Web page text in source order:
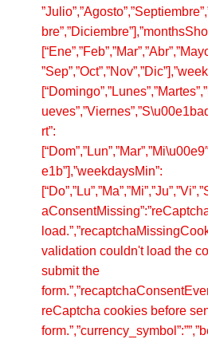
rt”:
e1b”],”weekdaysMin”:
validation couldn't load the
submit the
reCaptcha cookies before